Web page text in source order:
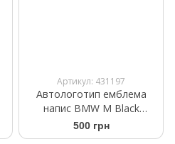
Артикул: 431197
Автологотип емблема
напис BMW M Black
Shadow Edition 45мм
500 грн